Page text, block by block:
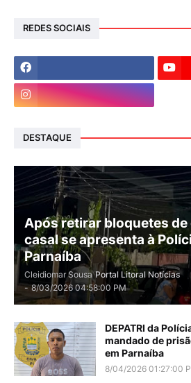
REDES SOCIAIS
DESTAQUE
Após retirar bloquetes
casal se apresenta à
Parnaíba
Cleidiomar Sousa Portal Litoral Notícias
- 8/03/2026 04:58:00 PM
DEPATRI da
mandado de
em Parnaíba
8/04/2026 01:27:00